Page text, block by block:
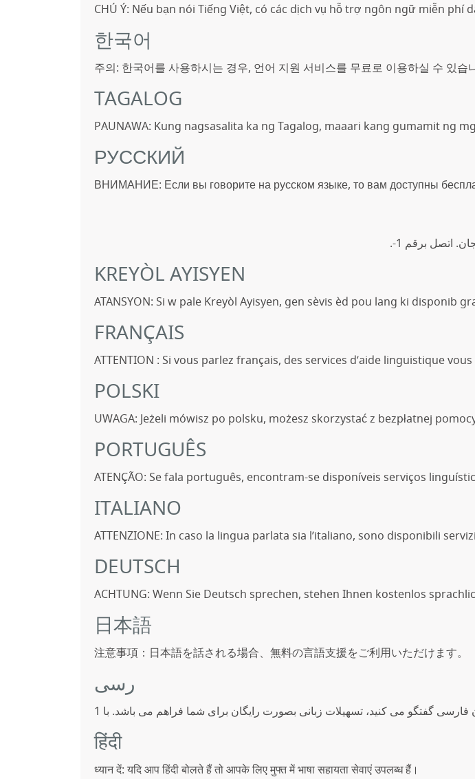
CHÚ Ý: Nếu bạn nói Tiếng Việt, có các dịch vụ hỗ trợ ngôn ngữ miễn phí
한국어
주의: 한국어를 사용하시는 경우, 언어 지원 서비스를 무료로 이용하실 수 있습
TAGALOG
PAUNAWA: Kung nagsasalita ka ng Tagalog, maaari kang gumamit ng
РУССКИЙ
ВНИМАНИЕ: Если вы говорите на русском языке, то вам доступны
اتصل برقم 1-.
KREYÒL AYISYEN
ATANSYON: Si w pale Kreyòl Ayisyen, gen sèvis èd pou lang ki disponib
FRANÇAIS
ATTENTION : Si vous parlez français, des services d’aide linguistique
POLSKI
UWAGA: Jeżeli mówisz po polsku, możesz skorzystać z bezpłatnej
PORTUGUÊS
ATENÇÃO: Se fala português, encontram-se disponíveis serviços
ITALIANO
ATTENZIONE: In caso la lingua parlata sia l’italiano, sono disponibili
DEUTSCH
ACHTUNG: Wenn Sie Deutsch sprechen, stehen Ihnen kostenlos
日本語
注意事項：日本語を話される場合、無料の言語支援をご利用いただけます。
رسی
فارسی گفتگو می کنید، تسهیلات زبانی بصورت رایگان برای شما فراهم می باشد. با 1
हिंदी
ध्यान दें: यदि आप हिंदी बोलते हैं तो आपके लिए मुफ्त में भाषा सहायता सेवाएं उपलब्ध हैं।